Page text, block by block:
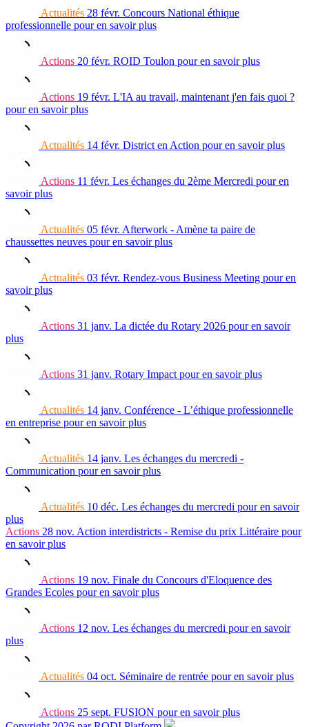
Actualités 28 févr. Concours National éthique
professionnelle pour en savoir plus
Actions 20 févr. ROID Toulon pour en savoir plus
Actions 19 févr. L'IA au travail, maintenant j'en fais quoi ?
pour en savoir plus
Actualités 14 févr. District en Action pour en savoir plus
Actions 11 févr. Les échanges du 2ème Mercredi pour en
savoir plus
Actualités 05 févr. Afterwork - Amène ta paire de
chaussettes neuves pour en savoir plus
Actualités 03 févr. Rendez-vous Business Meeting pour en
savoir plus
Actions 31 janv. La dictée du Rotary 2026 pour en savoir
plus
Actions 31 janv. Rotary Impact pour en savoir plus
Actualités 14 janv. Conférence - L’éthique professionnelle
en entreprise pour en savoir plus
Actualités 14 janv. Les échanges du mercredi -
Communication pour en savoir plus
Actualités 10 déc. Les échanges du mercredi pour en savoir
plus
Actions 28 nov. Action interdistricts - Remise du prix Littéraire pour
en savoir plus
Actions 19 nov. Finale du Concours d'Eloquence des
Grandes Ecoles pour en savoir plus
Actions 12 nov. Les échanges du mercredi pour en savoir
plus
Actualités 04 oct. Séminaire de rentrée pour en savoir plus
Actions 25 sept. FUSION pour en savoir plus